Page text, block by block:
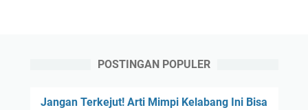
POSTINGAN POPULER
Jangan Terkejut! Arti Mimpi Kelabang Ini Bisa